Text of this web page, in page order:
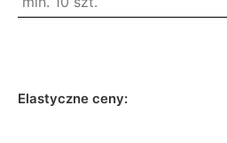
Elastyczne ceny: